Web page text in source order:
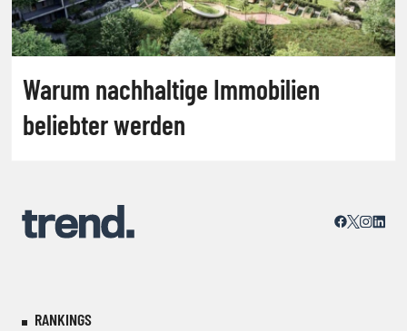
Warum nachhaltige Immobilien
beliebter werden
RANKINGS